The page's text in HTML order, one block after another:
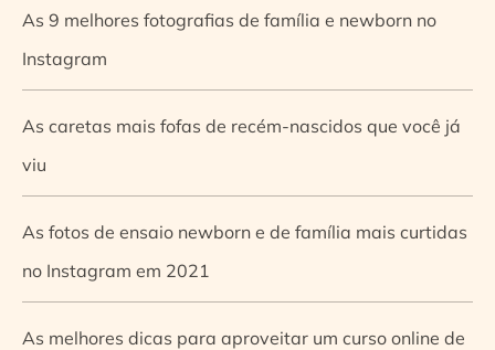
As 9 melhores fotografias de família e newborn no
Instagram
As caretas mais fofas de recém-nascidos que você já
viu
As fotos de ensaio newborn e de família mais curtidas
no Instagram em 2021
As melhores dicas para aproveitar um curso online de